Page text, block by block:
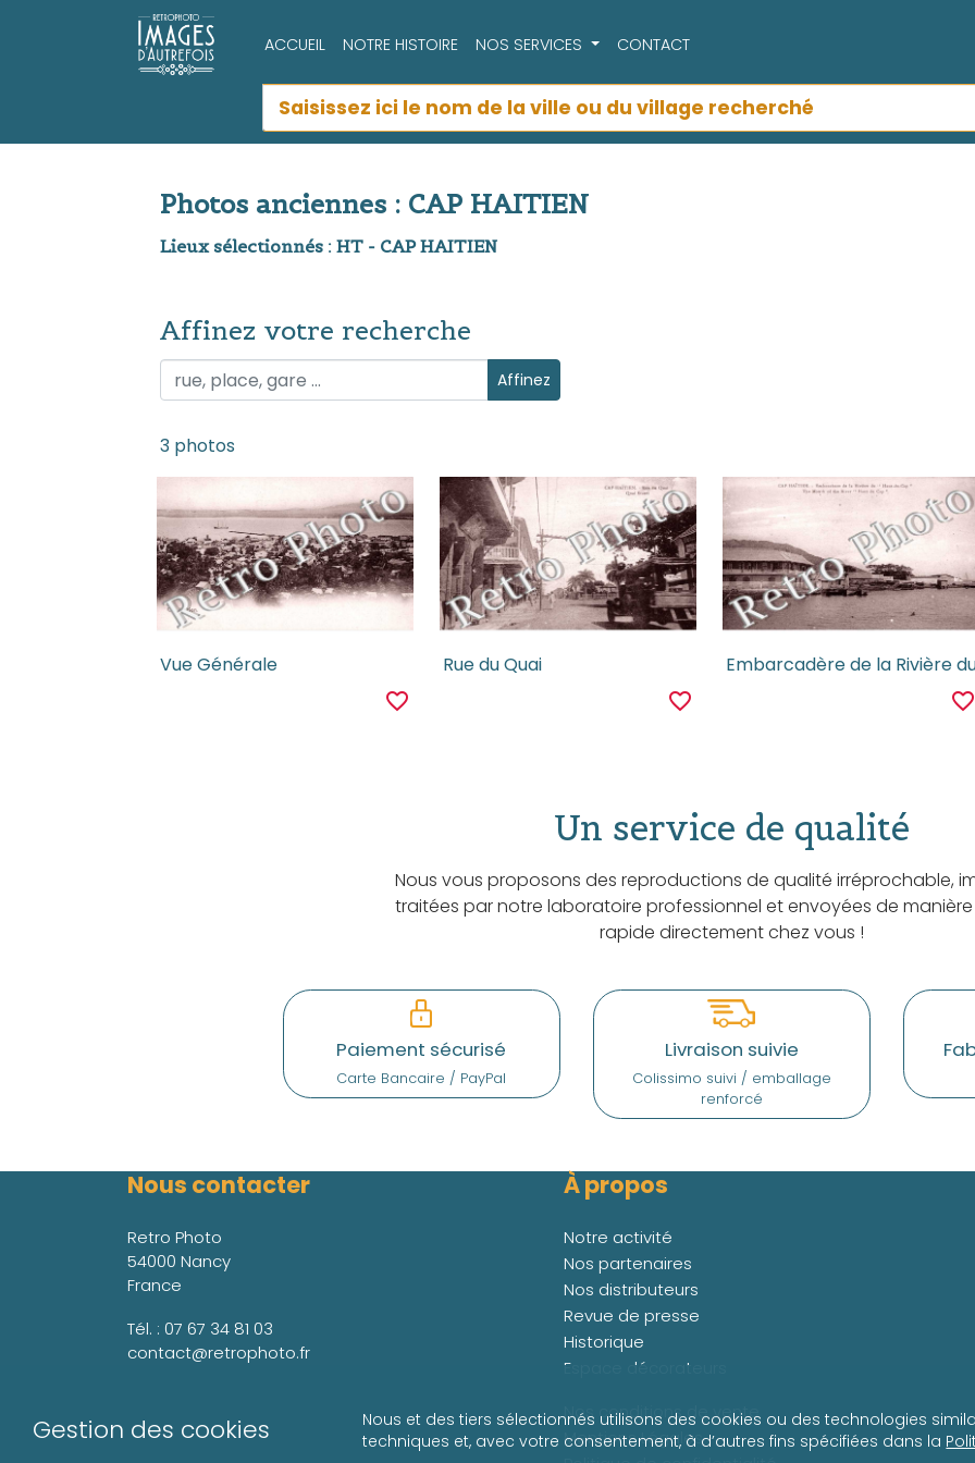
ACCUEIL NOTRE HISTOIRE NOS SERVICES CONTACT
Gestion des cookies
Nous et des tiers sélectionnés utilisons des cookies ou des technologies
techniques et, avec votre consentement, à d’autres fins spécifiées dans la
Photos anciennes : CAP HAITIEN
Lieux sélectionnés : HT - CAP HAITIEN
Affinez votre recherche
Affinez votre recherche Affinez
3 photos
Vue Générale
favorite_border
Rue du Quai
favorite_border favorite_border
Un service de qualité
Nous vous proposons des reproductions de qualité irréprochable,
traitées par notre laboratoire professionnel et envoyées de
rapide directement chez vous !
Paiement sécurisé
Carte Bancaire / PayPal
Livraison suivie
Colissimo suivi / emballage
renforcé
Nous contacter
Retro Photo
54000 Nancy
France
Tél. : 07 67 34 81 03
contact@retrophoto.fr
À propos
Notre activité
Nos partenaires
Nos distributeurs
Revue de presse
Historique
Espace décorateurs
Nos conditions de vente
Mentions Légales